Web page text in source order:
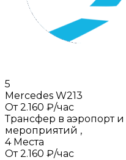
5
Mercedes W213
От 2.160 ₽/час
Трансфер в аэропорт
мероприятий ,
4 Места
От 2.160 ₽/час